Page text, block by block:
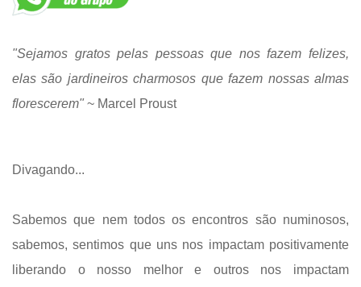
"Sejamos gratos pelas pessoas que nos fazem felizes,
elas são jardineiros charmosos que fazem nossas almas
florescerem" ~ Marcel Proust
Divagando...
Sabemos que nem todos os encontros são numinosos,
sabemos, sentimos que uns nos impactam positivamente
liberando o nosso melhor e outros nos impactam